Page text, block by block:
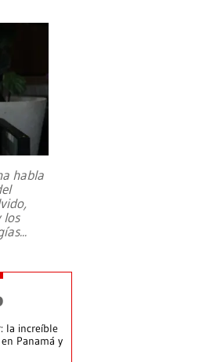
habla
los
...
la increíble
Panamá y